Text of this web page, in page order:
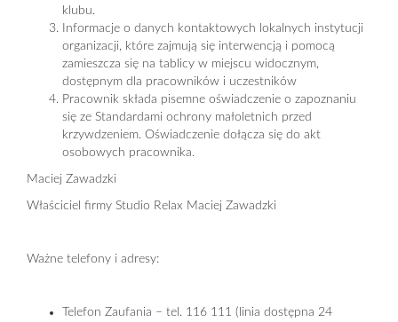
klubu.
Informacje o danych kontaktowych lokalnych instytucji
organizacji, które zajmują się interwencją i pomocą
zamieszcza się na tablicy w miejscu widocznym,
dostępnym dla pracowników i uczestników
Pracownik składa pisemne oświadczenie o zapoznaniu
się ze Standardami ochrony małoletnich przed
krzywdzeniem. Oświadczenie dołącza się do akt
osobowych pracownika.
Maciej Zawadzki
Właściciel firmy Studio Relax Maciej Zawadzki
Ważne telefony i adresy:
Telefon Zaufania – tel. 116 111 (linia dostępna 24